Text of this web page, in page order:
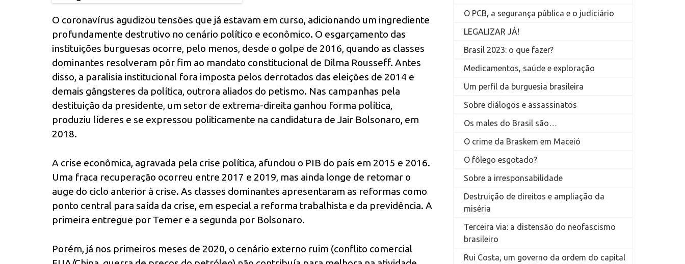
O coronavírus agudizou tensões que já estavam em curso, adicionando um ingrediente
profundamente destrutivo no cenário político e econômico. O esgarçamento das
instituições burguesas ocorre, pelo menos, desde o golpe de 2016, quando as classes
dominantes resolveram pôr fim ao mandato constitucional de Dilma Rousseff. Antes
disso, a paralisia institucional fora imposta pelos derrotados das eleições de 2014 e
demais gângsteres da política, outrora aliados do petismo. Nas campanhas pela
destituição da presidente, um setor de extrema-direita ganhou forma política,
produziu líderes e se expressou politicamente na candidatura de Jair Bolsonaro, em
2018.
A crise econômica, agravada pela crise política, afundou o PIB do país em 2015 e 2016.
Uma fraca recuperação ocorreu entre 2017 e 2019, mas ainda longe de retomar o
auge do ciclo anterior à crise. As classes dominantes apresentaram as reformas como
ponto central para saída da crise, em especial a reforma trabalhista e da previdência. A
primeira entregue por Temer e a segunda por Bolsonaro.
Porém, já nos primeiros meses de 2020, o cenário externo ruim (conflito comercial
O PCB, a segurança pública e o judiciário
LEGALIZAR JÁ!
Brasil 2023: o que fazer?
Medicamentos, saúde e exploração
Um perfil da burguesia brasileira
Sobre diálogos e assassinatos
Os males do Brasil são…
O crime da Braskem em Maceió
O fôlego esgotado?
Sobre a irresponsabilidade
Destruição de direitos e ampliação da
miséria
Terceira via: a distensão do neofascismo
brasileiro
Rui Costa, um governo da ordem do capital